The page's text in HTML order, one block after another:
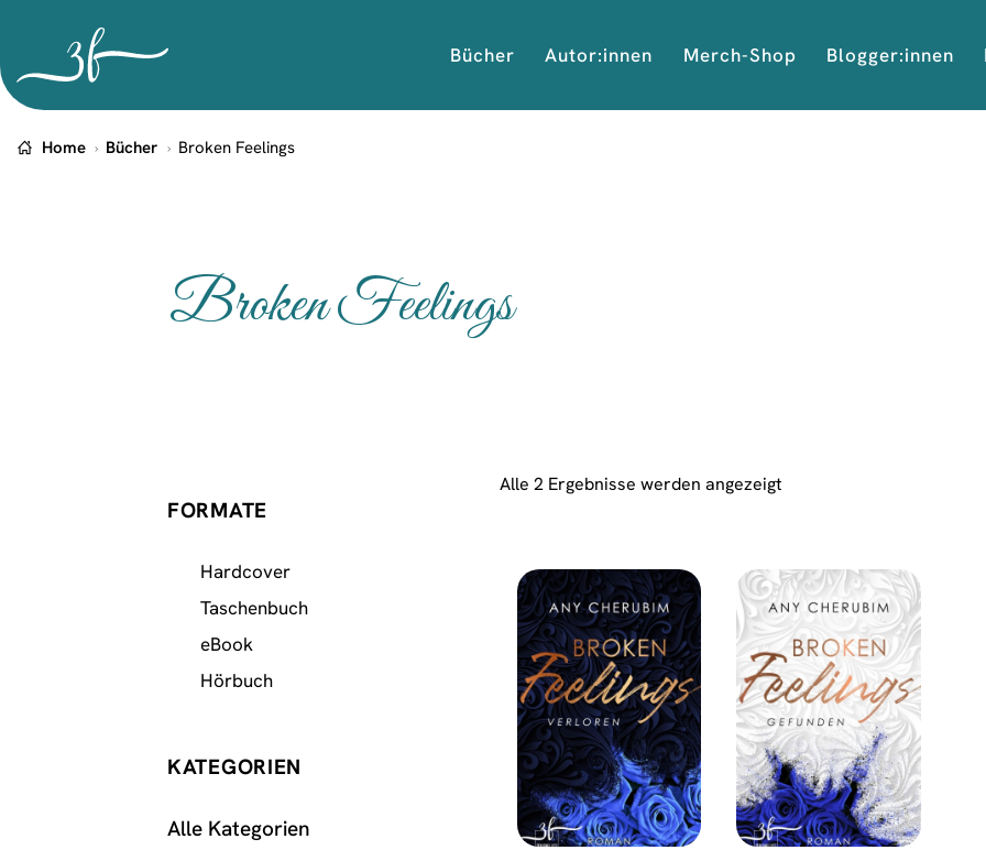
Bücher Autor:innen Merch-Shop Blogger:innen
Home Bücher Broken Feelings
Broken Feelings
Alle 2 Ergebnisse werden angezeigt
FORMATE
Hardcover
Taschenbuch
eBook
Hörbuch
KATEGORIEN
Alle Kategorien